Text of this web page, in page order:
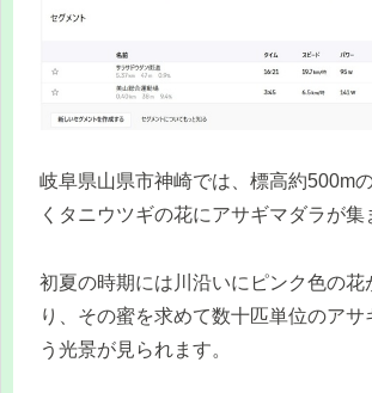
岐阜県山県市神崎では、標高約500m
くタニウツギの花にアサギマダラが集
初夏の時期には川沿いにピンク色の花
り、その蜜を求めて数十匹単位のアサ
う光景が見られます。